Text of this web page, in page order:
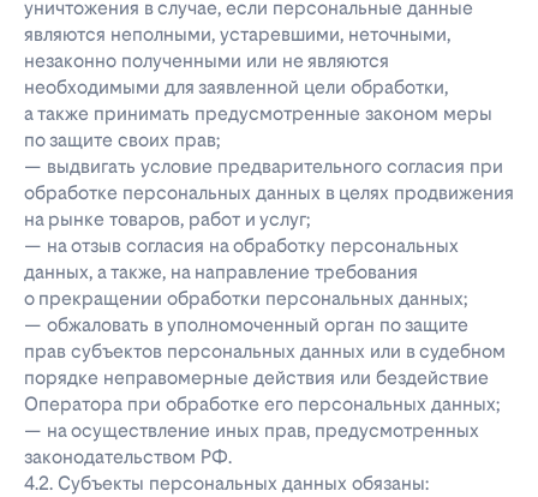
уничтожения в случае, если персональные данные
являются неполными, устаревшими, неточными,
незаконно полученными или не являются
необходимыми для заявленной цели обработки,
а также принимать предусмотренные законом меры
по защите своих прав;
— выдвигать условие предварительного согласия при
обработке персональных данных в целях продвижения
на рынке товаров, работ и услуг;
— на отзыв согласия на обработку персональных
данных, а также, на направление требования
о прекращении обработки персональных данных;
— обжаловать в уполномоченный орган по защите
прав субъектов персональных данных или в судебном
порядке неправомерные действия или бездействие
Оператора при обработке его персональных данных;
— на осуществление иных прав, предусмотренных
законодательством РФ.
4.2. Субъекты персональных данных обязаны: